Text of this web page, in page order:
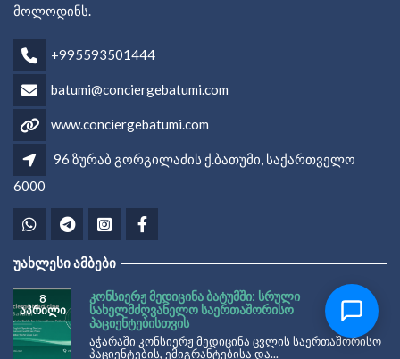
მოლოდინს.
+995593501444
batumi@conciergebatumi.com
www.conciergebatumi.com
96 ზურაბ გორგილაძის ქ.ბათუმი, საქართველო
6000
ᲣᲐᲮᲚᲔᲡᲘ ᲐᲛᲑᲔᲑᲘ
ᲙᲝᲜᲡᲘᲔᲠᲟ ᲛᲔᲓᲘᲪᲘᲜᲐ ᲑᲐᲢᲣᲛᲨᲘ: ᲡᲠᲣᲚᲘ
ᲡᲐᲮᲔᲚᲛᲫᲦᲕᲐᲜᲔᲚᲝ ᲡᲐᲔᲠᲗᲐᲨᲝᲠᲘᲡᲝ
ᲞᲐᲪᲘᲔᲜᲢᲔᲑᲘᲡᲗᲕᲘᲡ
8
ᲐᲞᲠᲘᲚᲘ
აჭარაში კონსიერჟ მედიცინა ცვლის საერთაშორისო
პაციენტების, ემიგრანტებისა და...